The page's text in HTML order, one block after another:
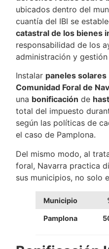
ubicados dentro del
cuantía del IBI se
catastral de los bienes
responsabilidad de los
administración y
Instalar paneles solares
Comunidad Foral de
una bonificación de
total del impuesto
según las políticas de
el caso de Pamplona.
Del mismo modo, al
foral, Navarra practica
sus municipios, no solo
Municipio
Pamplona